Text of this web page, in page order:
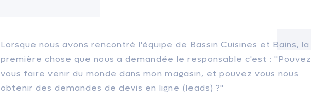
Lorsque nous avons rencontré l'équipe de Bassin Cuisines et Bains, la
première chose que nous a demandée le responsable c'est : "Pouvez
vous faire venir du monde dans mon magasin, et pouvez vous nous
obtenir des demandes de devis en ligne (leads) ?"